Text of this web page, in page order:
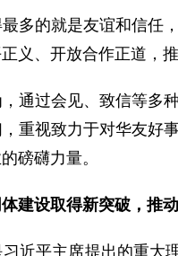
多的就是友谊和信任
义、开放合作正道，
通过会见、致信等多
重视致力于对华友好
磅礴力量。
建设取得新突破，推
近平主席提出的重大